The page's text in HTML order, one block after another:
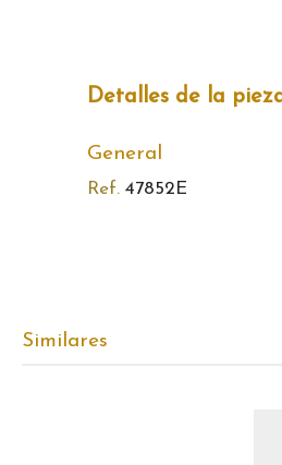
Detalles de la
General
Ref. 47852E
Similares